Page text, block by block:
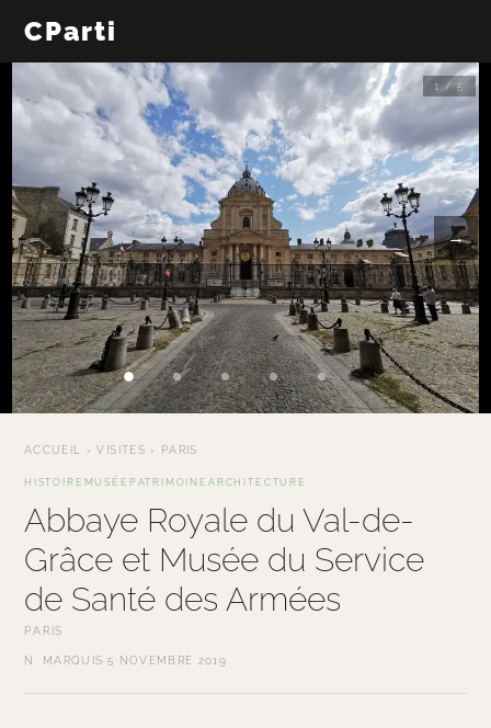
CParti
← →
1 / 5
ACCUEIL ›VISITES › PARIS
HISTOIRE MUSÉE PATRIMOINE ARCHITECTURE
Abbaye Royale du Val-de-
Grâce et Musée du Service
de Santé des Armées
PARIS
N. MARQUIS· 5 NOVEMBRE 2019